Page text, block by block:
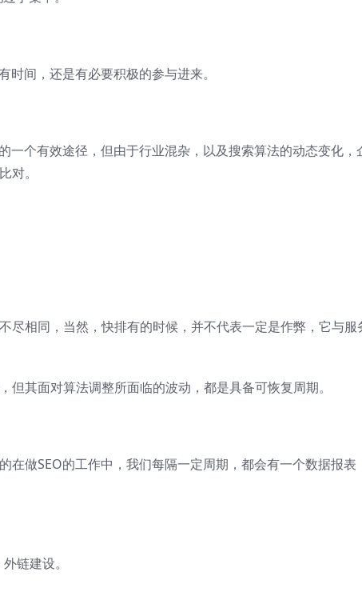
间，还是有必要积极的参与进来。
一个有效途径，但由于行业混杂，以及搜索算法的动态变化，
对。
尽相同，当然，快排有的时候，并不代表一定是作弊，它与服
其面对算法调整所面临的波动，都是具备可恢复周期。
在做SEO的工作中，我们每隔一定周期，都会有一个数据报表
链建设。